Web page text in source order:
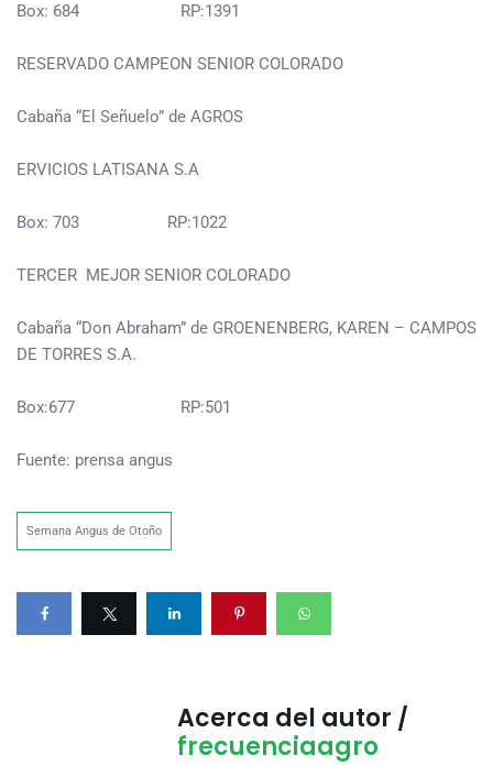
Box: 684 RP:1391
RESERVADO CAMPEON SENIOR COLORADO
Cabaña “El Señuelo” de AGROS
ERVICIOS LATISANA S.A
Box: 703 RP:1022
TERCER MEJOR SENIOR COLORADO
Cabaña “Don Abraham” de GROENENBERG, KAREN – CAMPOS
DE TORRES S.A.
Box:677 RP:501
Fuente: prensa angus
Semana Angus de Otoño
Acerca del autor /
frecuenciaagro